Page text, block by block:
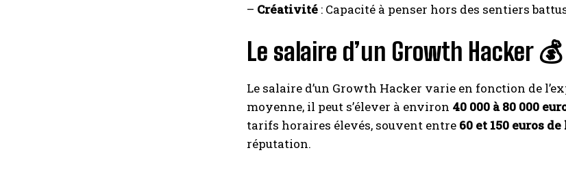
– Créativité : Capacité à penser hors des sentiers
Le salaire d’un Growth Hacker 💰
Le salaire d’un Growth Hacker varie en fonction de
moyenne, il peut s’élever à environ 40 000 à 80 000
tarifs horaires élevés, souvent entre 60 et 150 euros de
réputation.